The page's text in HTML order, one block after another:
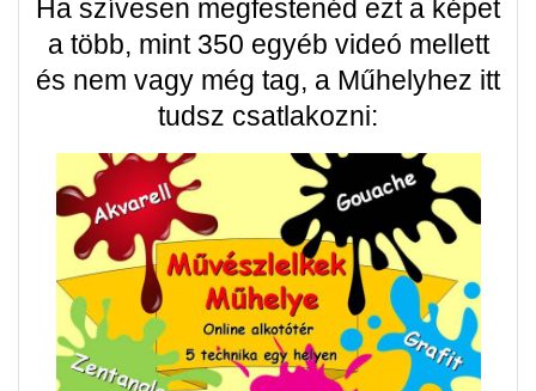
Ha szívesen megfestenéd ezt a képet
a több, mint 350 egyéb videó mellett
és nem vagy még tag, a Műhelyhez itt
tudsz csatlakozni: